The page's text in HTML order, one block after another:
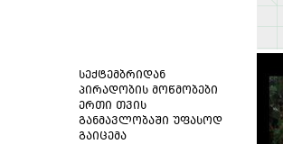
სექტემბრიდან
პირადობის მოწმობები
ერთი თვის
განმავლობაში უფასოდ
გაიცემა